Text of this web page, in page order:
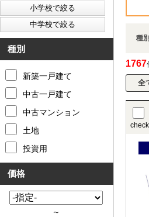
種
1767
check
種別
新築一戸建て
中古一戸建て
中古マンション
土地
投資用
価格
～